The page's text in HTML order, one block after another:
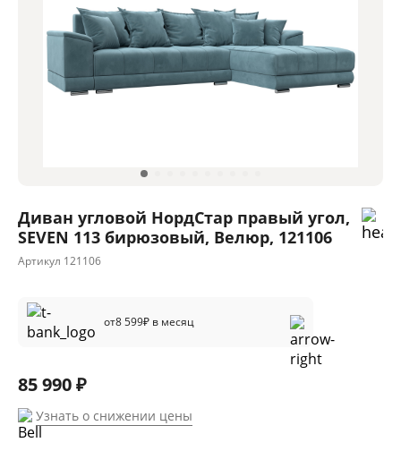
Диван угловой НордСтар правый угол,
SEVEN 113 бирюзовый, Велюр, 121106
Артикул 121106
от8 599₽ в месяц
85 990 ₽
Узнать о снижении цены